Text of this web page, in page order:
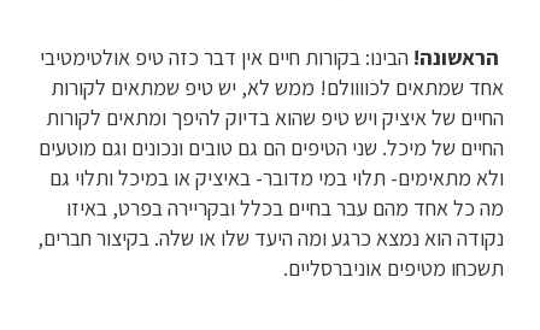
הראשונה! הבינו: בקורות חיים אין דבר כזה טיפ אולטימטיבי
אחד שמתאים לכוווולם! ממש לא, יש טיפ שמתאים לקורות
החיים של איציק ויש טיפ שהוא בדיוק להיפך ומתאים לקורות
החיים של מיכל. שני הטיפים הם גם טובים ונכונים וגם מוטעים
ולא מתאימים- תלוי במי מדובר- באיציק או במיכל ותלוי גם
מה כל אחד מהם עבר בחיים בכלל ובקריירה בפרט, באיזו
נקודה הוא נמצא כרגע ומה היעד שלו או שלה. בקיצור חברים,
תשכחו מטיפים אוניברסליים.